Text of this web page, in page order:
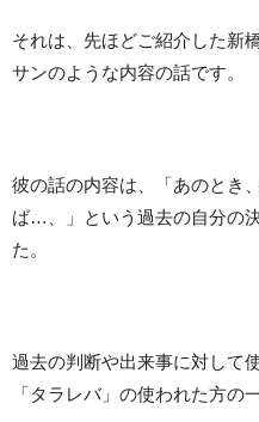
それは、先ほどご紹介した新
サンのような内容の話です。
彼の話の内容は、「あのとき
ば…、」という過去の自分の
た。
過去の判断や出来事に対して
「タラレバ」の使われた方の